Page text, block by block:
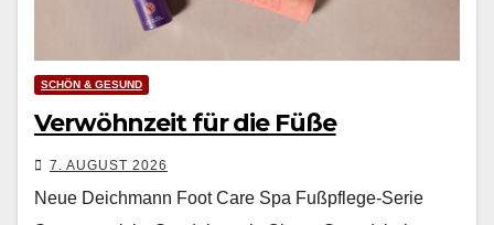
SCHÖN & GESUND
Verwöhnzeit für die Füße
7. AUGUST 2026
Neue Deichmann Foot Care Spa Fußpflege-Serie